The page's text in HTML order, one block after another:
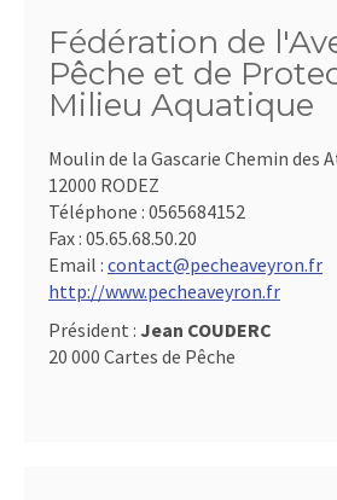
Fédération de
Pêche et de
Milieu Aquatique
Moulin de la Gascarie Chemin des
12000 RODEZ
Téléphone : 0565684152
Fax : 05.65.68.50.20
Email : contact@pecheaveyron.fr
http://www.pecheaveyron.fr
Président : Jean COUDERC
20 000 Cartes de Pêche